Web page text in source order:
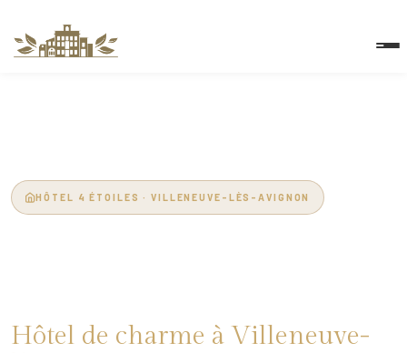
HÔTEL 4 ÉTOILES · VILLENEUVE-LÈS-AVIGNON
Hôtel de charme à Villeneuve-